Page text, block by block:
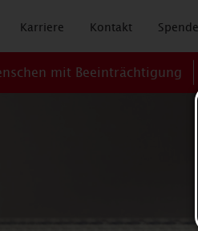
Karriere Kontakt
mit Beeinträchtigung